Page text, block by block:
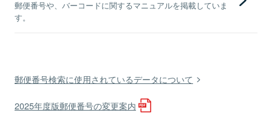
郵便番号や、バーコードに関するマニュアルを掲載していま
す。
郵便番号検索に使用されているデータについて
2025年度版郵便番号の変更案内